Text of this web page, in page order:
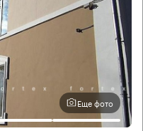
Еще фото